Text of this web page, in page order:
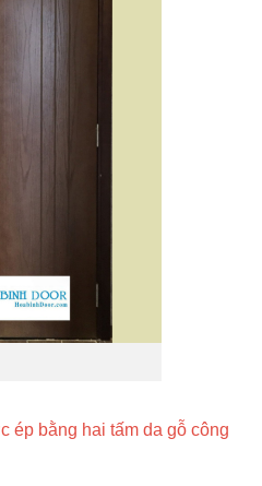
ép bằng hai tấm da gỗ công